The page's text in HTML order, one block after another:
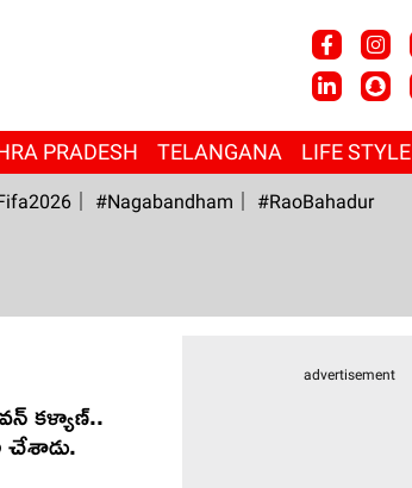
PRADESH TELANGANA LIFE STYLE
#Nagabandham #RaoBahadur
క‌ళ్యాణ్..
చేశాడు.
advertisement